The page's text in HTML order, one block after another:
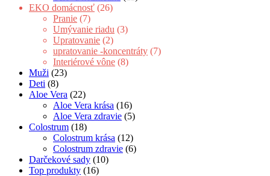
EKO domácnosť (26)
Pranie (7)
Umývanie riadu (3)
Upratovanie (2)
upratovanie -koncentráty (7)
Interiérové vône (8)
Muži (23)
Deti (8)
Aloe Vera (22)
Aloe Vera krása (16)
Aloe Vera zdravie (5)
Colostrum (18)
Colostrum krása (12)
Colostrum zdravie (6)
Darčekové sady (10)
Top produkty (16)